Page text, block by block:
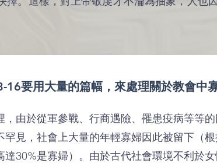
16要用大量的篇幅，來處理關於教會中
，由於從軍參戰、行商遇險、罹患疫病等等
罕見，社會上大量的年輕寡婦因此被留下（
達30%是寡婦）。由於古代社會環境不利於